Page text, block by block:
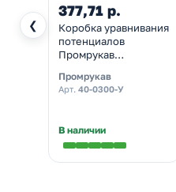
❮
377,71 р.
Коробка уравнивания
потенциалов
Промрукав
шиной на 12 зажимов
Промрукав
Арт. 40-0300-У
В наличии